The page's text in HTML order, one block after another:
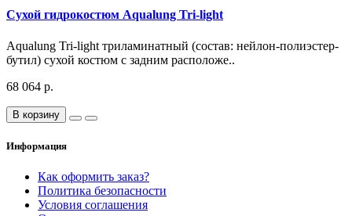
Сухой гидрокостюм Aqualung Tri-light
Aqualung Tri-light триламинатный (состав: нейлон-полиэстер-
бутил) сухой костюм с задним расположе..
68 064 р.
В корзину
Информация
Как оформить заказ?
Политика безопасности
Условия соглашения